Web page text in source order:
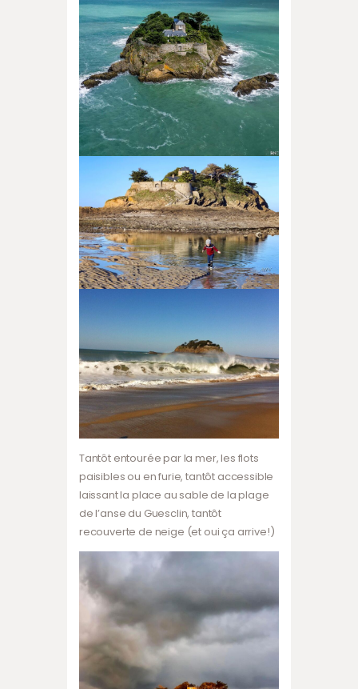
Tantôt entourée par la mer, les flots
paisibles ou en furie, tantôt accessible
laissant la place au sable de la plage
de l’anse du Guesclin, tantôt
recouverte de neige (et oui ça arrive!)